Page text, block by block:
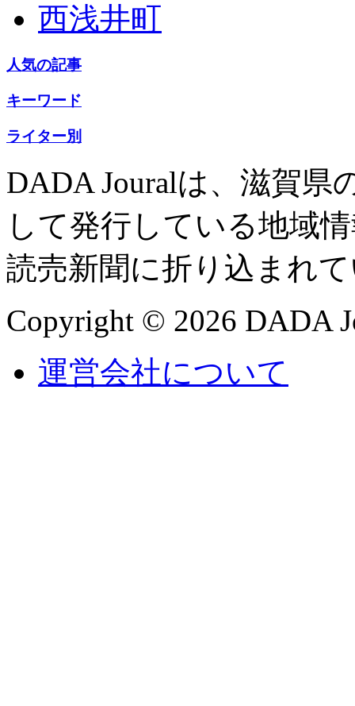
西浅井町
人気の記事
キーワード
ライター別
DADA Jouralは、滋賀県
して発行している地域
読売新聞に折り込まれ
Copyright © 2026 DADA
運営会社について